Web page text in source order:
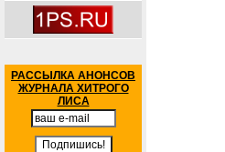
РАССЫЛКА АНОНСОВ
ЖУРНАЛА ХИТРОГО
ЛИСА